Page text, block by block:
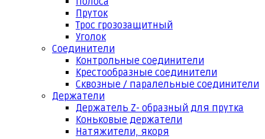
Пруток
Трос грозозащитный
Уголок
Соединители
Контрольные соединители
Крестообразные соединители
Сквозные / паралельные соединители
Держатели
Держатель Z- образный для прутка
Коньковые держатели
Натяжители, якоря